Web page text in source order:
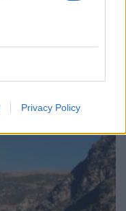
Privacy Policy
βρέθηκε